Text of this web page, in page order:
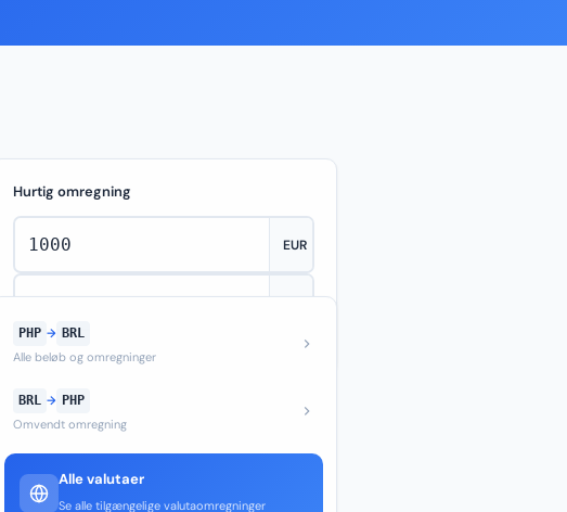
Hurtig omregning
PHP → BRL
Alle beløb og omregninger
BRL → PHP
Omvendt omregning
Alle valutaer
Se alle tilgængelige valutaomregninger